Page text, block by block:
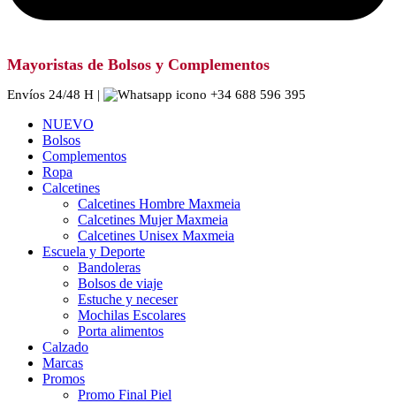
Mayoristas de Bolsos y Complementos
Envíos 24/48 H | +34 688 596 395
NUEVO
Bolsos
Complementos
Ropa
Calcetines
Calcetines Hombre Maxmeia
Calcetines Mujer Maxmeia
Calcetines Unisex Maxmeia
Escuela y Deporte
Bandoleras
Bolsos de viaje
Estuche y neceser
Mochilas Escolares
Porta alimentos
Calzado
Marcas
Promos
Promo Final Piel